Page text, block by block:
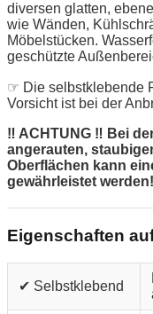
diversen glatten,
wie Wänden,
Möbelstücken.
geschützte
☞ Die selbstklebende
Vorsicht ist bei der
‼ ACHTUNG ‼ Bei
angerauten,
Oberflächen kann
gewährleistet werden!
Eigenschaften
✔ Selbstklebend